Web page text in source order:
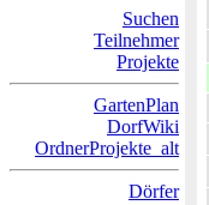
Suchen
Teilnehmer
Projekte
GartenPlan
DorfWiki
OrdnerProjekte_alt
Dörfer